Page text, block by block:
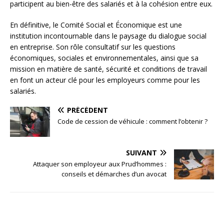
participent au bien-être des salariés et à la cohésion entre eux.
En définitive, le Comité Social et Économique est une
institution incontournable dans le paysage du dialogue social
en entreprise. Son rôle consultatif sur les questions
économiques, sociales et environnementales, ainsi que sa
mission en matière de santé, sécurité et conditions de travail
en font un acteur clé pour les employeurs comme pour les
salariés.
PRÉCÉDENT
Code de cession de véhicule : comment l’obtenir ?
SUIVANT
Attaquer son employeur aux Prud’hommes :
conseils et démarches d’un avocat